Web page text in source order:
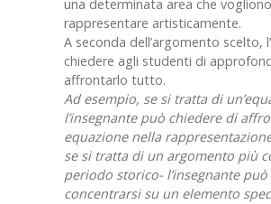
una determinata area che
rappresentare artisticamente.
A seconda dell’argomento scelto,
chiedere agli studenti di
affrontarlo tutto.
Ad esempio, se si tratta di
l’insegnante può chiedere di
equazione nella
se si tratta di un argomento più
periodo storico- l’insegnante
concentrarsi su un elemento